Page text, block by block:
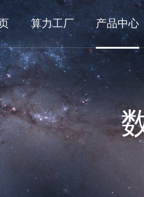
算力工厂 产品中心